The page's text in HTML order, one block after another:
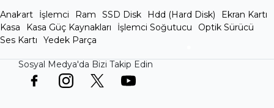
Anakart İşlemci Ram SSD Disk Hdd (Hard Disk)
Ekran Kartı
Kasa
Kasa Güç Kaynakları İşlemci Soğutucu
Optik Sürücü
Ses Kartı
Yedek Parça
Sosyal Medya'da Bizi Takip Edin